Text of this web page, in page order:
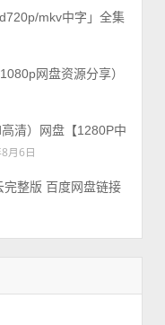
mkv中字」全集
网盘资源分享）
清）网盘【1280P中
月6日
完整版 百度网盘链接